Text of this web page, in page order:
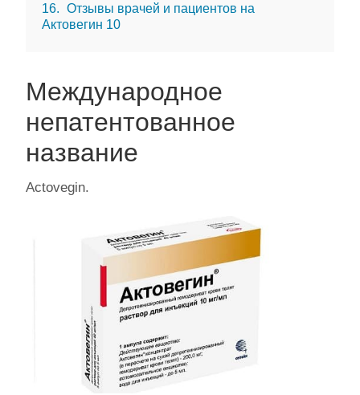
16
Отзывы врачей и пациентов на
Актовегин 10
Международное
непатентованное
название
Actovegin.